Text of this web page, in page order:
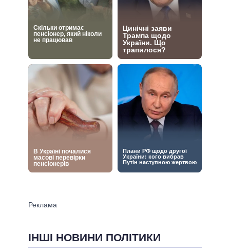
ІНШІ НОВИНИ ПОЛІТИКИ